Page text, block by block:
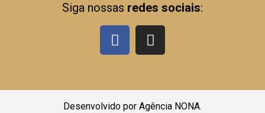
Siga nossas redes sociais:
Desenvolvido por Agência NONA.